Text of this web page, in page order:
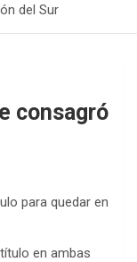
del Sur
consagró
para quedar en
en ambas